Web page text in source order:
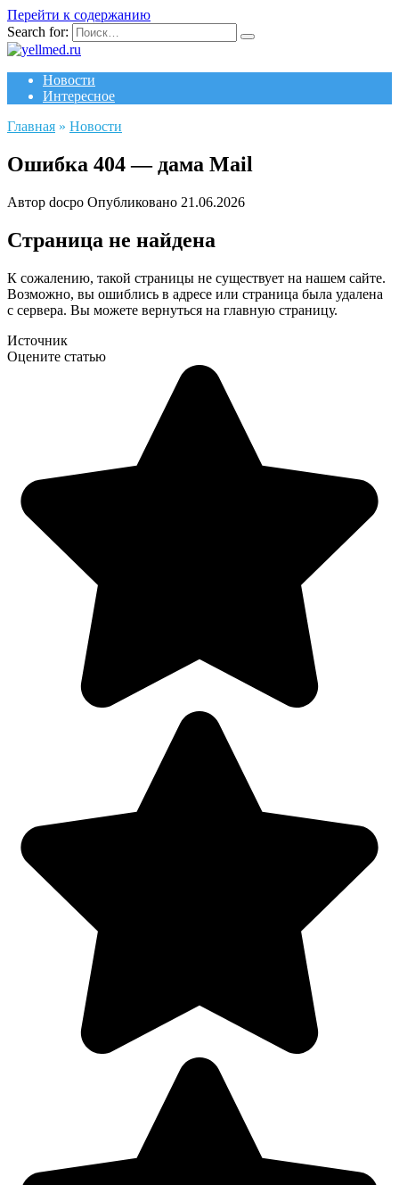
Перейти к содержанию
Search for:
Новости
Интересное
Главная » Новости
Ошибка 404 — дама Mail
Автор docpo Опубликовано 21.06.2026
Страница не найдена
К сожалению, такой страницы не существует на нашем сайте.
Возможно, вы ошиблись в адресе или страница была удалена
с сервера. Вы можете вернуться на главную страницу.
Источник
Оцените статью